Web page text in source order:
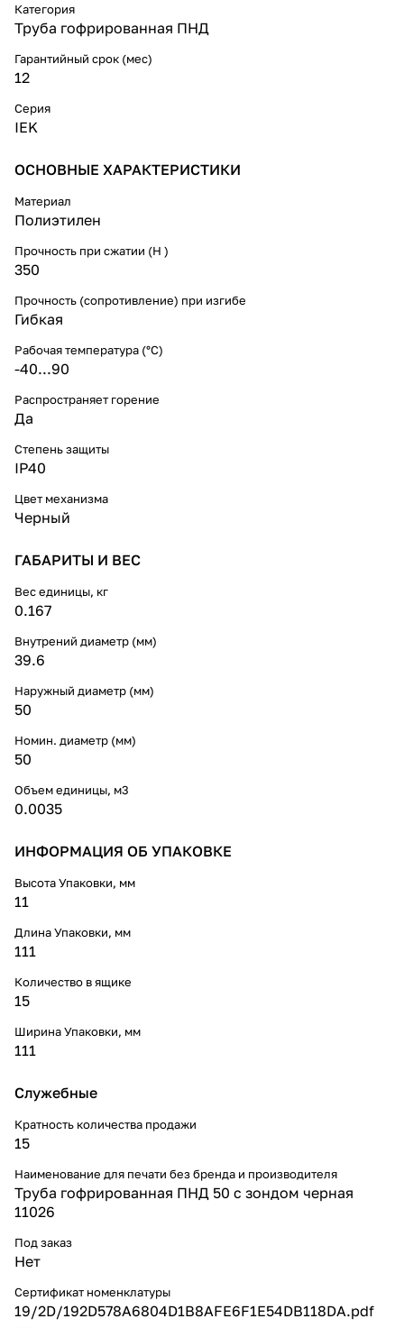
Категория
Труба гофрированная ПНД
Гарантийный срок (мес)
12
Серия
IEK
ОСНОВНЫЕ ХАРАКТЕРИСТИКИ
Материал
Полиэтилен
Прочность при сжатии (Н )
350
Прочность (сопротивление) при изгибе
Гибкая
Рабочая температура (°C)
-40...90
Распространяет горение
Да
Степень защиты
IP40
Цвет механизма
Черный
ГАБАРИТЫ И ВЕС
Вес единицы, кг
0.167
Внутрений диаметр (мм)
39.6
Наружный диаметр (мм)
50
Номин. диаметр (мм)
50
Объем единицы, м3
0.0035
ИНФОРМАЦИЯ ОБ УПАКОВКЕ
Высота Упаковки, мм
11
Длина Упаковки, мм
111
Количество в ящике
15
Ширина Упаковки, мм
111
Служебные
Кратность количества продажи
15
Наименование для печати без бренда и производителя
Труба гофрированная ПНД 50 с зондом черная
11026
Под заказ
Нет
Сертификат номенклатуры
19/2D/192D578A6804D1B8AFE6F1E54DB118DA.pdf